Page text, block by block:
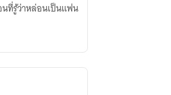
ที่รู้ว่าหล่อนเป็นแฟน